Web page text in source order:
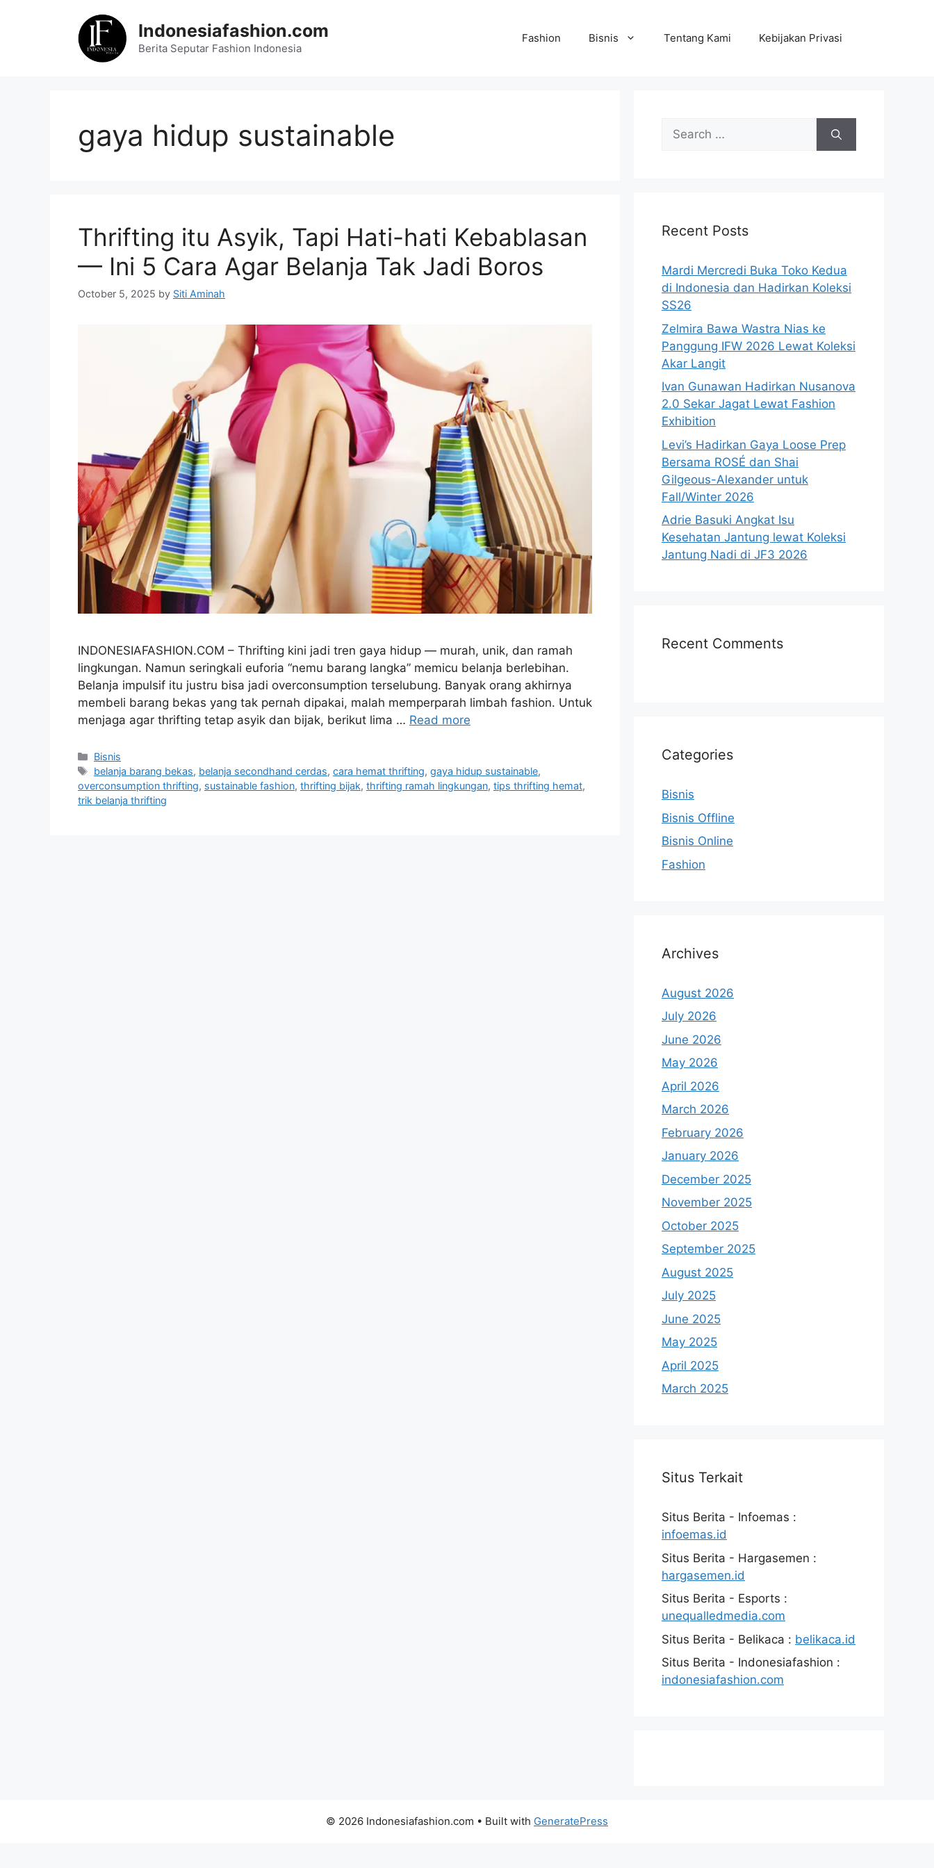
Indonesiafashion.com
Berita Seputar Fashion Indonesia
Fashion Bisnis Tentang Kami Kebijakan Privasi
gaya hidup sustainable
Thrifting itu Asyik, Tapi Hati-hati Kebablasan
— Ini 5 Cara Agar Belanja Tak Jadi Boros
October 5, 2025 by Siti Aminah
INDONESIAFASHION.COM – Thrifting kini jadi tren gaya hidup — murah, unik, dan ramah
lingkungan. Namun seringkali euforia “nemu barang langka” memicu belanja berlebihan.
Belanja impulsif itu justru bisa jadi overconsumption terselubung. Banyak orang akhirnya
membeli barang bekas yang tak pernah dipakai, malah memperparah limbah fashion. Untuk
menjaga agar thrifting tetap asyik dan bijak, berikut lima … Read more
Categories
Bisnis
Tags
belanja barang bekas, belanja secondhand cerdas,cara hemat thrifting,gaya hidup sustainable,
overconsumption thrifting, sustainable fashion, thrifting bijak, thrifting ramah lingkungan, tips thrifting hemat,
trik belanja thrifting
Search
for:
Recent Posts
Mardi Mercredi Buka Toko Kedua
di Indonesia dan Hadirkan Koleksi
SS26
Zelmira Bawa Wastra Nias ke
Panggung IFW 2026 Lewat Koleksi
Akar Langit
Ivan Gunawan Hadirkan Nusanova
2.0 Sekar Jagat Lewat Fashion
Exhibition
Levi’s Hadirkan Gaya Loose Prep
Bersama ROSÉ dan Shai
Gilgeous-Alexander untuk
Fall/Winter 2026
Adrie Basuki Angkat Isu
Kesehatan Jantung lewat Koleksi
Jantung Nadi di JF3 2026
Recent Comments
Categories
Bisnis
Bisnis Offline
Bisnis Online
Fashion
Archives
August 2026
July 2026
June 2026
May 2026
April 2026
March 2026
February 2026
January 2026
December 2025
November 2025
October 2025
September 2025
August 2025
July 2025
June 2025
May 2025
April 2025
March 2025
Situs Terkait
Situs Berita - Infoemas :
infoemas.id
Situs Berita - Hargasemen :
hargasemen.id
Situs Berita - Esports :
unequalledmedia.com
Situs Berita - Belikaca : belikaca.id
Situs Berita - Indonesiafashion :
indonesiafashion.com
© 2026 Indonesiafashion.com • Built with GeneratePress